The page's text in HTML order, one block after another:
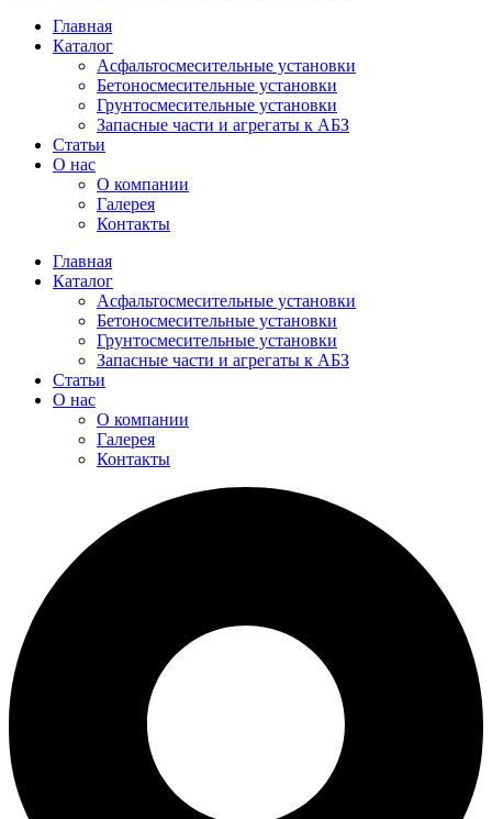
Главная
Каталог
Асфальтосмесительные установки
Бетоносмесительные установки
Грунтосмесительные установки
Запасные части и агрегаты к АБЗ
Cтатьи
О нас
О компании
Галерея
Контакты
Главная
Каталог
Асфальтосмесительные установки
Бетоносмесительные установки
Грунтосмесительные установки
Запасные части и агрегаты к АБЗ
Cтатьи
О нас
О компании
Галерея
Контакты